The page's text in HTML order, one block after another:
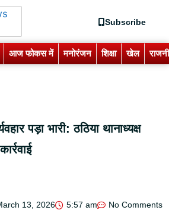
Subscribe
आज फोकस में मनोरंजन शिक्षा खेल
पड़ा भारी: ठठिया थानाध्यक्ष
13, 2026 5:57 am No Comments